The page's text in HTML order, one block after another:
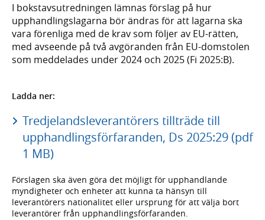
I bokstavsutredningen lämnas förslag på hur
upphandlingslagarna bör ändras för att lagarna ska
vara förenliga med de krav som följer av EU-rätten,
med avseende på två avgöranden från EU-domstolen
som meddelades under 2024 och 2025 (Fi 2025:B).
Ladda ner:
Tredjelandsleverantörers tillträde till
upphandlingsförfaranden, Ds 2025:29 (pdf
1 MB)
Förslagen ska även göra det möjligt för upphandlande
myndigheter och enheter att kunna ta hänsyn till
leverantörers nationalitet eller ursprung för att välja bort
leverantörer från upphandlingsförfaranden.